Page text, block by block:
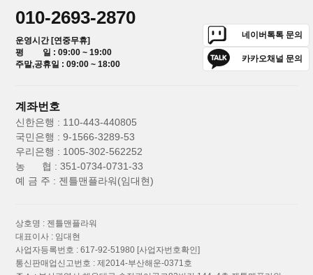
010-2693-2870
운영시간 [연중무휴]
평 일 : 09:00 ~ 19:00
주말,공휴일 : 09:00 ~ 18:00
네이버톡톡 문의
카카오채널 문의
계좌번호
신한은행 : 110-443-440805
국민은행 : 9-1566-3289-53
우리은행 : 1005-302-562252
농 협 : 351-0734-0731-33
예 금 주 : 젠틀맨플라워(임대현)
상호명 : 젠틀맨플라워
대표이사 : 임대현
사업자등록번호 : 617-92-51980 [사업자번호확인]
통신판매업신고번호 : 제2014-부산해운-0371호